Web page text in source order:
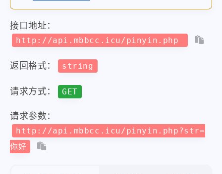
接口地址：
http://api.mbbcc.icu/pinyin.php
返回格式： string
请求方式： GET
请求参数：
http://api.mbbcc.icu/pinyin.php?str=
你好